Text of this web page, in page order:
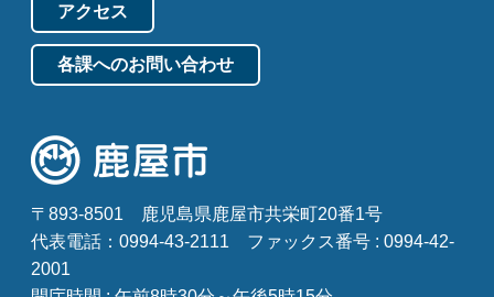
アクセス
各課へのお問い合わせ
〒893-8501
鹿児島県鹿屋市共栄町20番1号
代表電話：0994-43-2111
ファックス番号 : 0994-42-
2001